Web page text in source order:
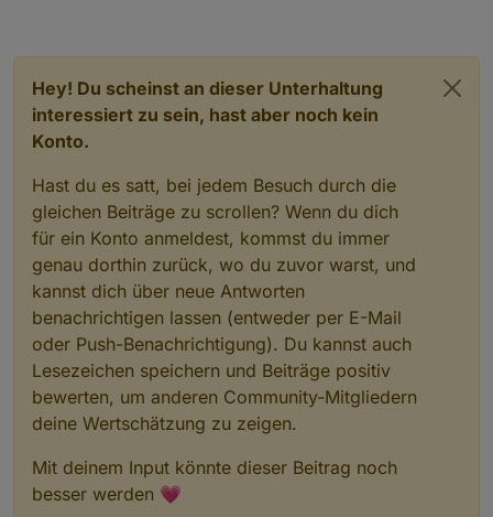
Hey! Du scheinst an dieser Unterhaltung
interessiert zu sein, hast aber noch kein
Konto.
Hast du es satt, bei jedem Besuch durch die
gleichen Beiträge zu scrollen? Wenn du dich
für ein Konto anmeldest, kommst du immer
genau dorthin zurück, wo du zuvor warst, und
kannst dich über neue Antworten
benachrichtigen lassen (entweder per E-Mail
oder Push-Benachrichtigung). Du kannst auch
Lesezeichen speichern und Beiträge positiv
bewerten, um anderen Community-Mitgliedern
deine Wertschätzung zu zeigen.
Mit deinem Input könnte dieser Beitrag noch
besser werden 💗